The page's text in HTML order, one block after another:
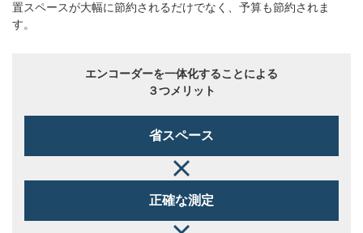
置スペースが大幅に節約されるだけでなく、予算も節約されま
す。
エンコーダーを一体化することによる
３つメリット
省スペース
正確な測定